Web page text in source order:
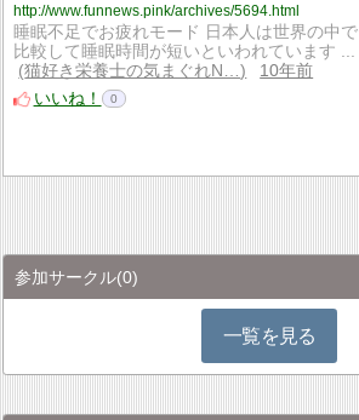
http://www.funnews.pink/archives/5694.html
睡眠不足でお疲れモード 日本人は世界の中で
比較して睡眠時間が短いといわれています ...
猫好き栄養士の気まぐれN…
10年前
いいね！
0
参加サークル(0)
一覧を見る